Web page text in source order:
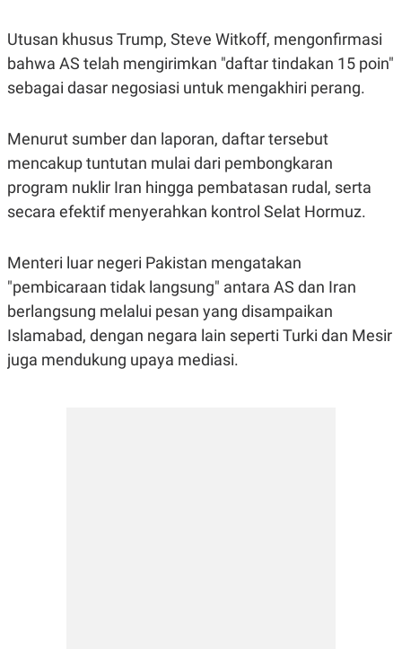
Utusan khusus Trump, Steve Witkoff, mengonfirmasi
bahwa AS telah mengirimkan "daftar tindakan 15 poin"
sebagai dasar negosiasi untuk mengakhiri perang.
Menurut sumber dan laporan, daftar tersebut
mencakup tuntutan mulai dari pembongkaran
program nuklir Iran hingga pembatasan rudal, serta
secara efektif menyerahkan kontrol Selat Hormuz.
Menteri luar negeri Pakistan mengatakan
"pembicaraan tidak langsung" antara AS dan Iran
berlangsung melalui pesan yang disampaikan
Islamabad, dengan negara lain seperti Turki dan Mesir
juga mendukung upaya mediasi.